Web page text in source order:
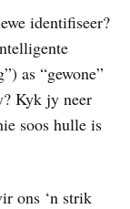
identifiseer?
as “gewone”
Kyk jy neer
soos hulle is
ons ‘n strik